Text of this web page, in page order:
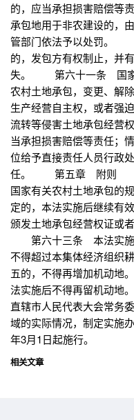
的，应当承担损害赔偿
承包地用于非农建设的，
管部门依法予以处罚。
的，发包方有权制止，并
失。 第六十一条 国家
农村土地承包，变更、解
生产经营自主权，或者强
流转等侵害土地承包经营
当承担损害赔偿等责任；
位给予直接责任人员行政
任。 第五章 附则 第
国家有关农村土地承包的
定的，本法实施后继续有
颁发土地承包经营权证或
第六十三条 本法实施
不得超过本集体经济组织
五的，不得再增加机动
法实施后不得再留机动
直辖市人民代表大会常务
域的实际情况，制定实
年3月1日起施行。
相关文章